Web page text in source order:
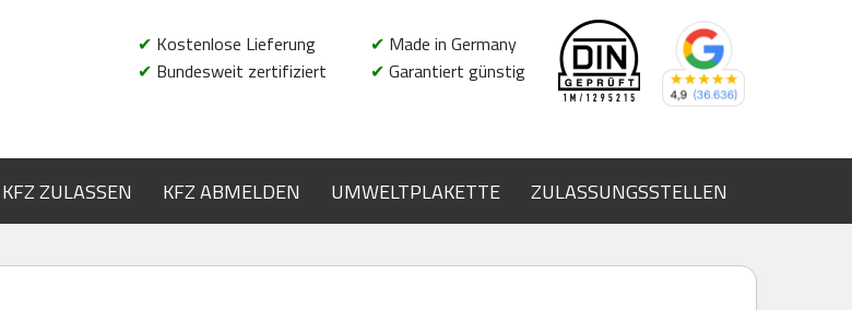
✔ Kostenlose Lieferung
✔ Bundesweit zertifiziert
✔ Made in Germany
✔ Garantiert günstig
KFZ ZULASSEN KFZ ABMELDEN UMWELTPLAKETTE ZULASSUNGSSTELLEN